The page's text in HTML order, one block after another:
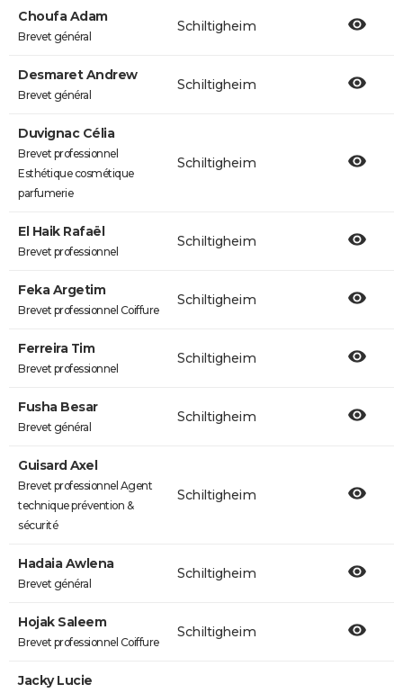
Choufa Adam
Brevet général
Schiltigheim
Desmaret Andrew
Brevet général
Schiltigheim
Duvignac Célia
Brevet professionnel
Esthétique cosmétique
parfumerie
Schiltigheim
El Haik Rafaël
Brevet professionnel
Schiltigheim
Feka Argetim
Brevet professionnel Coiffure
Schiltigheim
Ferreira Tim
Brevet professionnel
Schiltigheim
Fusha Besar
Brevet général
Schiltigheim
Guisard Axel
Brevet professionnel Agent
technique prévention &
sécurité
Schiltigheim
Hadaia Awlena
Brevet général
Schiltigheim
Hojak Saleem
Brevet professionnel Coiffure
Schiltigheim
Jacky Lucie